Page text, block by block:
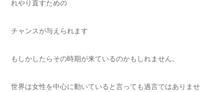
れやり直すための
チャンスが与えられます
もしかしたらその時期が来ているのかもしれません。
世界は女性を中心に動いていると言っても過言ではありませ